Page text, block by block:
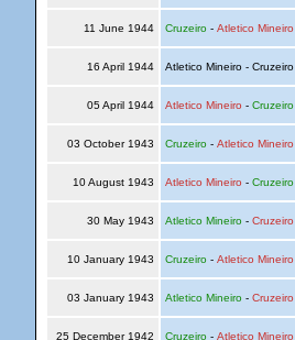
11 June 1944 Cruzeiro- Atletico Mineiro
16 April 1944 Atletico Mineiro - Cruzeiro
05 April 1944 Atletico Mineiro - Cruzeiro
03 October 1943 Cruzeiro- Atletico Mineiro
10 August 1943 Atletico Mineiro - Cruzeiro
30 May 1943 Atletico Mineiro- Cruzeiro
10 January 1943 Cruzeiro- Atletico Mineiro
03 January 1943 Atletico Mineiro- Cruzeiro
25 December 1942 Cruzeiro- Atletico Mineiro